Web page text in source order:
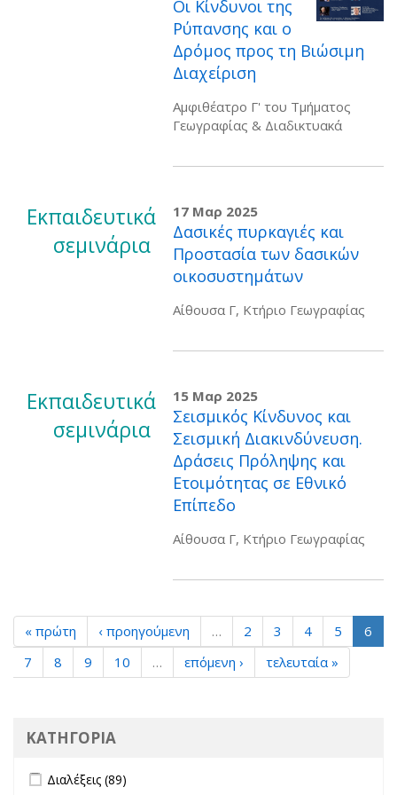
Οι Κίνδυνοι της
Ρύπανσης και ο
Δρόμος προς τη Βιώσιμη
Διαχείριση
Αμφιθέατρο Γ' του Τμήματος
Γεωγραφίας & Διαδικτυακά
Εκπαιδευτικά
σεμινάρια
17 Μαρ 2025
Δασικές πυρκαγιές και
Προστασία των δασικών
οικοσυστημάτων
Αίθουσα Γ, Κτήριο Γεωγραφίας
Εκπαιδευτικά
σεμινάρια
15 Μαρ 2025
Σεισμικός Κίνδυνος και
Σεισμική Διακινδύνευση.
Δράσεις Πρόληψης και
Ετοιμότητας σε Εθνικό
Επίπεδο
Αίθουσα Γ, Κτήριο Γεωγραφίας
« πρώτη ‹ προηγούμενη … 2 3 4 5
6
7
8 9 10 … επόμενη › τελευταία »
ΚΑΤΗΓΟΡΙΑ
Apply Διαλέξεις filter
Διαλέξεις (89)